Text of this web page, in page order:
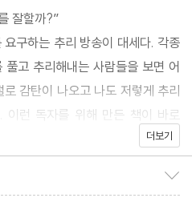
잘할까?”
구하는 추리 방송이 대세다. 각종
고 추리해내는 사람들을 보면 어
감탄이 나오고 나도 저렇게 추리
이런 독자를 위해 만든 책이 바로
게 해석할 수 있도록 추리의 기본
더보기